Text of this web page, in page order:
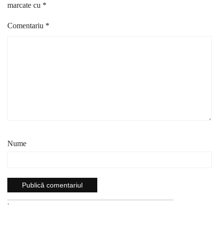
marcate cu *
Comentariu *
Nume
`